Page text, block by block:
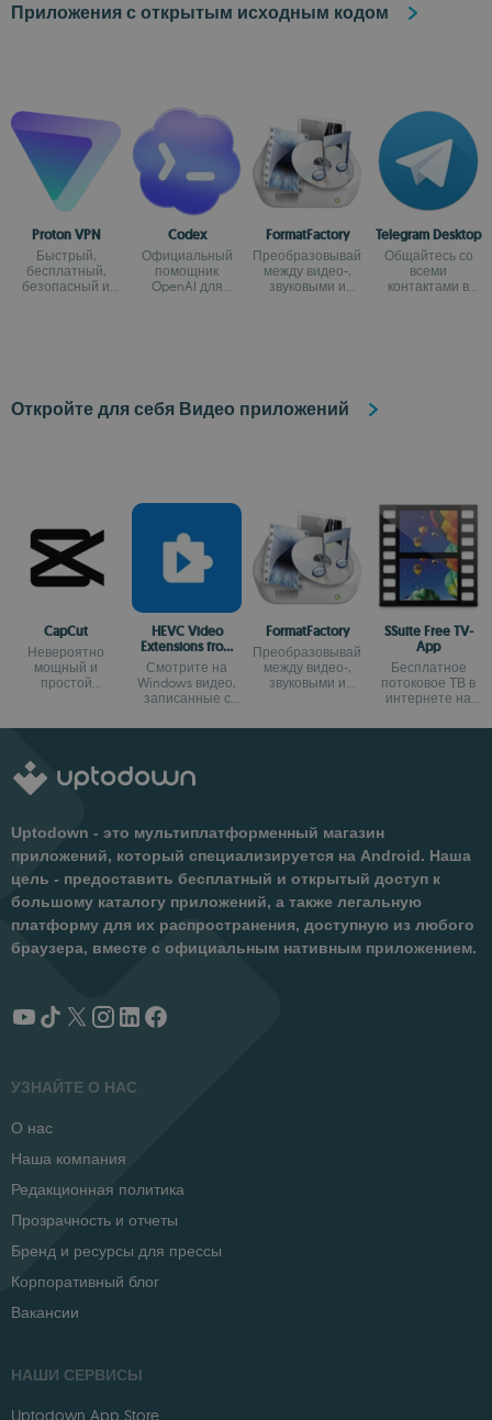
Приложения с открытым исходным кодом
Proton VPN
Быстрый,
бесплатный,
безопасный и
Codex
Официальный
помощник
OpenAI для
FormatFactory
Преобразовывайте
между видео-,
звуковыми и
Telegram Desktop
Общайтесь со
всеми
контактами в
Откройте для себя Видео приложений
CapCut
Невероятно
мощный и
простой
HEVC Video
Extensions from
Device
Manufacturer
Смотрите на
Windows видео,
записанные с
HEVC (H.265)
FormatFactory
Преобразовывайте
между видео-,
звуковыми и
SSuite Free TV-
App
Бесплатное
потоковое ТВ в
интернете на
Uptodown - это мультиплатформенный магазин
приложений, который специализируется на Android. Наша
цель - предоставить бесплатный и открытый доступ к
большому каталогу приложений, а также легальную
платформу для их распространения, доступную из любого
браузера, вместе с официальным нативным приложением.
УЗНАЙТЕ О НАС
О нас
Наша компания
Редакционная политика
Прозрачность и отчеты
Бренд и ресурсы для прессы
Корпоративный блог
Вакансии
НАШИ СЕРВИСЫ
Uptodown App Store